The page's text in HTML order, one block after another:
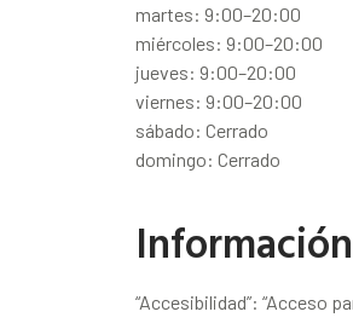
martes: 9:00–20:00
miércoles: 9:00–20:00
jueves: 9:00–20:00
viernes: 9:00–20:00
sábado: Cerrado
domingo: Cerrado
“Accesibilidad”: “Acceso